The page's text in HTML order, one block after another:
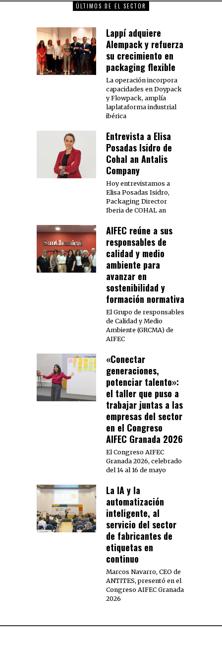
ÚLTIMOS DE EL SECTOR
Lappí adquiere
Alempack y refuerza
su crecimiento en
packaging flexible
La operación incorpora
capacidades en Doypack
y Flowpack, amplía
laplataforma industrial
ibérica
Entrevista a Elisa
Posadas Isidro de
Cohal an Antalis
Company
Hoy entrevistamos a
Elisa Posadas Isidro,
Packaging Director
Iberia de COHAL an
AIFEC reúne a sus
responsables de
calidad y medio
ambiente para
avanzar en
sostenibilidad y
formación normativa
El Grupo de responsables
de Calidad y Medio
Ambiente (GRCMA) de
AIFEC
«Conectar
generaciones,
potenciar talento»:
el taller que puso a
trabajar juntas a las
empresas del sector
en el Congreso
AIFEC Granada 2026
El Congreso AIFEC
Granada 2026, celebrado
del 14 al 16 de mayo
La IA y la
automatización
inteligente, al
servicio del sector
de fabricantes de
etiquetas en
continuo
Marcos Navarro, CEO de
ANTITES, presentó en el
Congreso AIFEC Granada
2026